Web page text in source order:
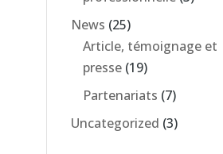
News (25)
Article, témoignage et
presse (19)
Partenariats (7)
Uncategorized (3)